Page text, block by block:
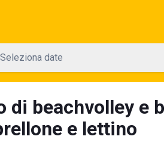
Seleziona date
di beachvolley e
e lettino